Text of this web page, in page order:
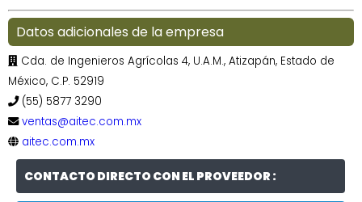
Datos adicionales de la empresa
Cda. de Ingenieros Agrícolas 4, U.A.M., Atizapán, Estado de
México, C.P. 52919
(55) 5877 3290
ventas@aitec.com.mx
aitec.com.mx
CONTACTO DIRECTO CON EL PROVEEDOR :